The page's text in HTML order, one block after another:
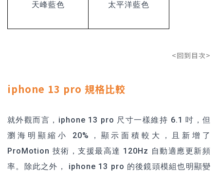
天峰藍色
太平洋藍色
<回到目次>
iphone 13 pro 規格比較
就外觀而言，iphone 13 pro 尺寸一樣維持 6.1 吋，但
瀏海明顯縮小 20%，顯示面積較大，且新增了
ProMotion 技術，支援最高達 120Hz 自動適應更新頻
率。除此之外， iphone 13 pro 的後鏡頭模組也明顯變